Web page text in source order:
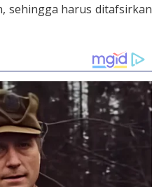
sehingga harus ditafsirkan